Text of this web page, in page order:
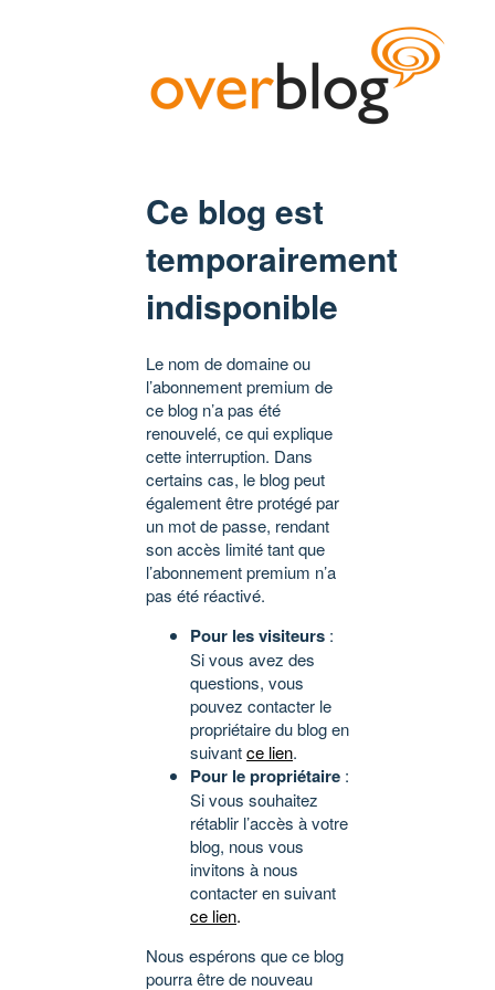
Ce blog est
temporairement
indisponible
Le nom de domaine ou
l’abonnement premium de
ce blog n’a pas été
renouvelé, ce qui explique
cette interruption. Dans
certains cas, le blog peut
également être protégé par
un mot de passe, rendant
son accès limité tant que
l’abonnement premium n’a
pas été réactivé.
Pour les visiteurs :
Si vous avez des
questions, vous
pouvez contacter le
propriétaire du blog en
suivantce lien.
Pour le propriétaire :
Si vous souhaitez
rétablir l’accès à votre
blog, nous vous
invitons à nous
contacter en suivant
ce lien.
Nous espérons que ce blog
pourra être de nouveau